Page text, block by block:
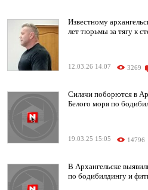
Известному
лет тюрьмы за тягу к
12.03.26 14:07 3269
Силачи поборются в
Белого моря по
19.03.25 15:05 14796
В Архангельске
по бодибилдингу и